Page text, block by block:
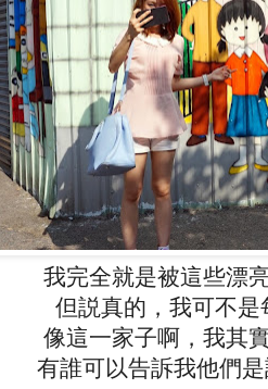
我完全就是被這些漂
但説真的，我可不
像這一家子啊，我其
有誰可以告訴我他們